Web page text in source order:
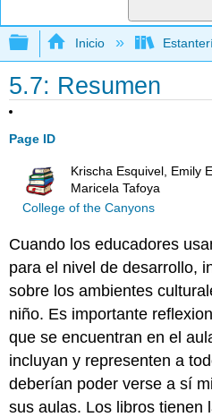
Expandir/contraer
Inicio
5.7: Resumen
Page ID
Krischa Esquivel, Emily
Maricela Tafoya
College of the Canyons
Cuando los educadores
para el nivel de desarrollo,
sobre los ambientes
niño. Es importante
que se encuentran en el
incluyan y representen a
deberían poder verse a sí
sus aulas. Los libros tienen